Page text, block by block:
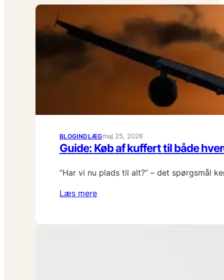
BLOGINDLÆGmaj 25, 2026
Guide: Køb af kuffert til både
”Har vi nu plads til alt?” – det spørgsmål
Læs mere